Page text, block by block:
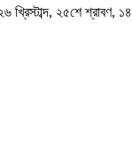
২৫শে শ্রাবণ,